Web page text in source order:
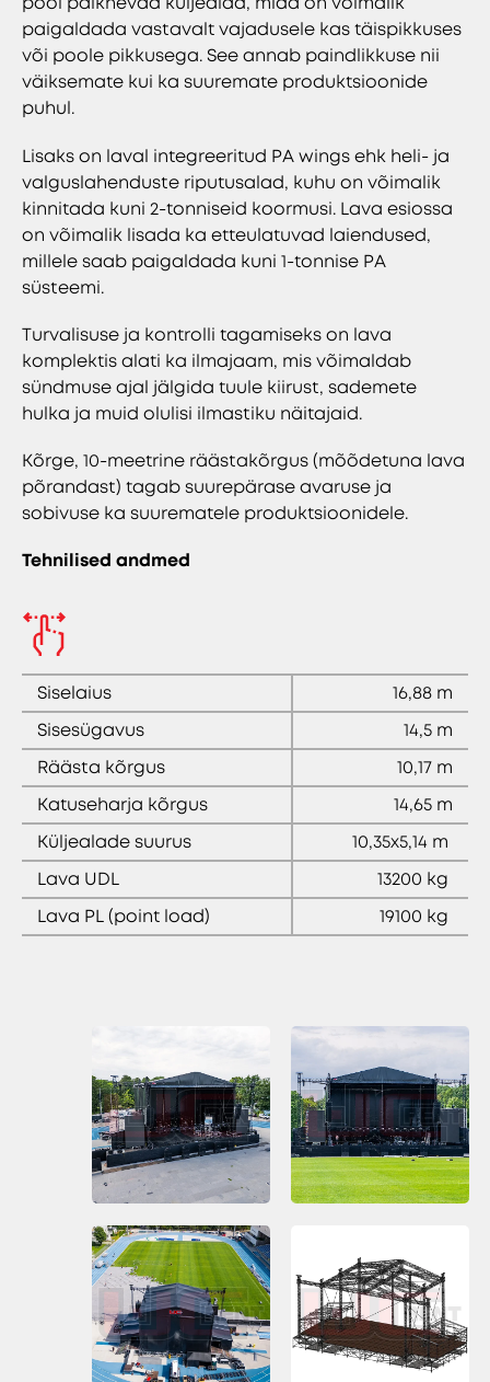
paigaldada vastavalt vajadusele kas täispikkuses
või poole pikkusega. See annab paindlikkuse nii
väiksemate kui ka suuremate produktsioonide
puhul.
Lisaks on laval integreeritud PA wings ehk heli- ja
valguslahenduste riputusalad, kuhu on võimalik
kinnitada kuni 2-tonniseid koormusi. Lava esiossa
on võimalik lisada ka etteulatuvad laiendused,
millele saab paigaldada kuni 1-tonnise PA
süsteemi.
Turvalisuse ja kontrolli tagamiseks on lava
komplektis alati ka ilmajaam, mis võimaldab
sündmuse ajal jälgida tuule kiirust, sademete
hulka ja muid olulisi ilmastiku näitajaid.
Kõrge, 10-meetrine räästakõrgus (mõõdetuna lava
põrandast) tagab suurepärase avaruse ja
sobivuse ka suurematele produktsioonidele.
Tehnilised andmed
Siselaius
16,88 m
Sisesügavus
14,5 m
Räästa kõrgus
10,17 m
Katuseharja kõrgus
14,65 m
Küljealade suurus
10,35x5,14 m
Lava UDL
13200 kg
Lava PL (point load)
19100 kg